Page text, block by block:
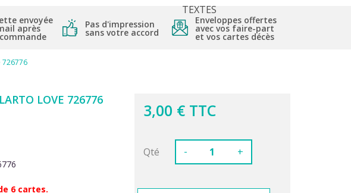
TEXTES
envoyée
après Pas d'impression
sans votre accord
Enveloppes offertes
avec vos faire-part
et vos cartes décès
726776
LOVE 726776
6 cartes.
3,00 € TTC
Qté - +